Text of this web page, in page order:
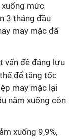
mức
3 tháng đầu
may mặc đã
vấn đề đáng lưu
để tăng tốc
may mặc lại
năm xuống còn
xuống 9,9%,